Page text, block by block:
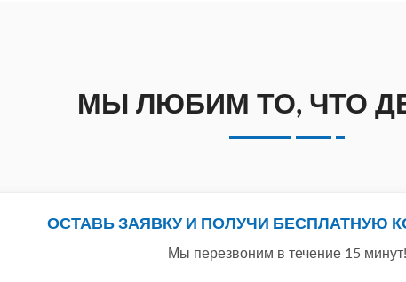
МЫ ЛЮБИМ ТО, ЧТО
ОСТАВЬ ЗАЯВКУ И ПОЛУЧИ БЕСПЛАТНУЮ
Мы перезвоним в течение 15 минут!